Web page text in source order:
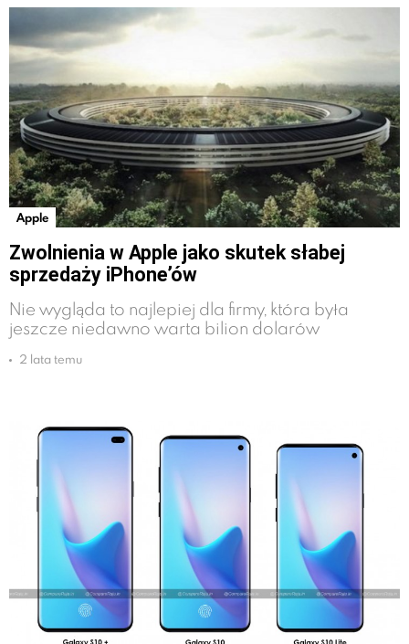
Apple
Zwolnienia w Apple jako skutek słabej
sprzedaży iPhone’ów
Nie wygląda to najlepiej dla firmy, która była
jeszcze niedawno warta bilion dolarów
2 lata temu